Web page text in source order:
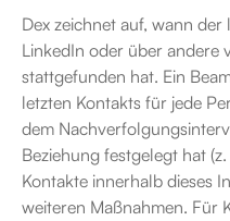
Dex zeichnet auf, wann
LinkedIn oder über andere
stattgefunden hat. Ein
letzten Kontakts für jede
dem
Beziehung festgelegt hat
Kontakte innerhalb dieses
weiteren Maßnahmen. Für